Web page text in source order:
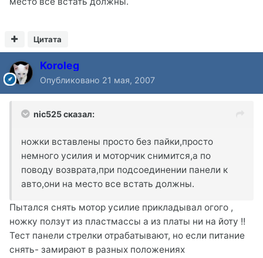
Цитата
Koroleg
Опубликовано 21 мая, 2007
nic525 сказал:
ножки вставлены просто без пайки,просто
немного усилия и моторчик снимится,а по
поводу возврата,при подсоединении панели к
авто,они на место все встать должны.
Пытался снять мотор усилие прикладывал огого ,
ножку ползут из пластмассы а из платы ни на йоту !!
Тест панели стрелки отрабатывают, но если питание
снять- замирают в разных положениях